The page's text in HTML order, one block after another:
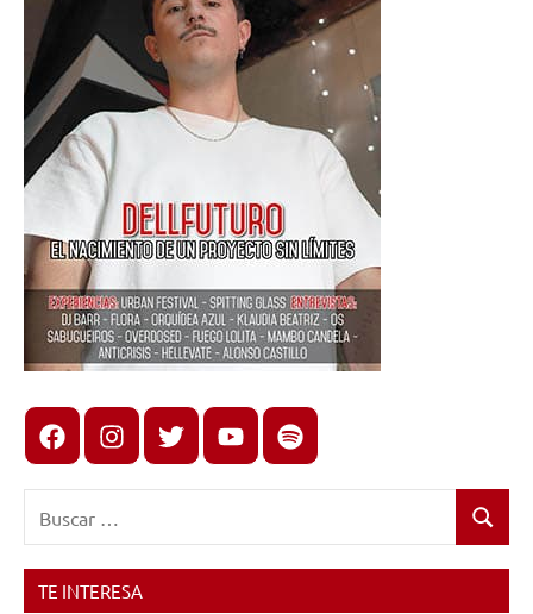
rock
FacebookInstagram
X youtubespotify
Buscar
TE INTERESA